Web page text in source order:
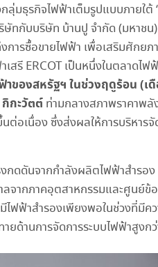
มธุรกิจไฟฟ้าเต็มรูปแบบภายใต้
ทกับบริษัท บ้านปู จำกัด (มหาชน
ารซื้อขายไฟฟ้า เพื่อเสริมศักย
รี ERCOT เป็นหนึ่งในตลาดไ
าของสหรัฐฯ ในช่วงฤดูร้อน (
กะวัตต์ ท่ามกลางสภาพราคาพ
อเนื่อง ซึ่งส่งผลให้การบริหาร
งกดดันจากกำลังผลิตไฟฟ้าสำร
จากภาคอุตสาหกรรมและศูนย์ข้
ฟฟ้าสำรองเพียงพอในช่วงที่มีค
ยด้านการจัดการระบบไฟฟ้าสูงก